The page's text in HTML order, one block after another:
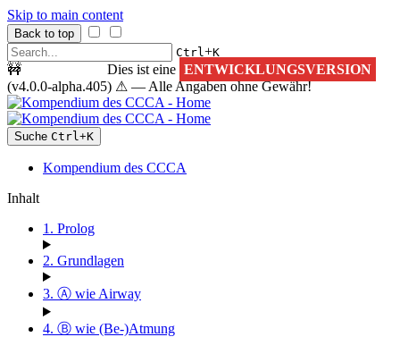
Skip to main content
Back to top
Ctrl+K
🚧 Dies ist eine ENTWICKLUNGSVERSION
(v4.0.0-alpha.405) ⚠ — Alle Angaben ohne Gewähr!
Suche Ctrl+K
Kompendium des CCCA
Inhalt
1. Prolog
2. Grundlagen
3. Ⓐ wie Airway
4. Ⓑ wie (Be-)Atmung